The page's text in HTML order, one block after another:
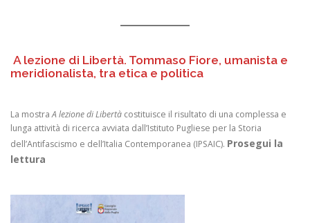
A lezione di Libertà. Tommaso Fiore, umanista e
meridionalista, tra etica e politica
La mostraA lezione di Libertà costituisce il risultato di una complessa e
lunga attività di ricerca avviata dall’Istituto Pugliese per la Storia
dell’Antifascismo e dell’Italia Contemporanea (IPSAIC). Prosegui la
lettura